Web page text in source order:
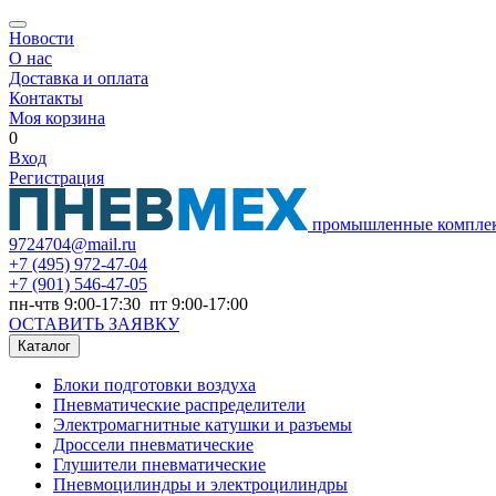
Новости
О нас
Доставка и оплата
Контакты
Моя корзина
0
Вход
Регистрация
промышленные
9724704@mail.ru
+7 (495) 972-47-04
+7 (901) 546-47-05
пн-чтв 9:00-17:30 пт 9:00-17:00
ОСТАВИТЬ ЗАЯВКУ
Каталог
Блоки подготовки воздуха
Пневматические распределители
Электромагнитные катушки и разъемы
Дроссели пневматические
Глушители пневматические
Пневмоцилиндры и электроцилиндры